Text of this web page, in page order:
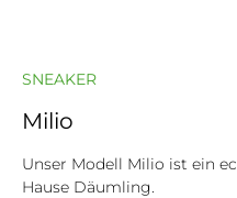
SNEAKER
Milio
Unser Modell Milio ist ein
Hause Däumling.